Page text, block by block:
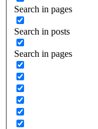
Search in pages
Search in posts
Search in pages